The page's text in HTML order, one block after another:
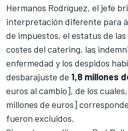
Hermanos Rodríguez, el jefe
interpretación diferente para
de impuestos, el estatus de
costes del catering, las
enfermedad y los despidos
desbarajuste de 1,8 millones
euros al cambio], de los
millones de euros]
fueron excluidos.